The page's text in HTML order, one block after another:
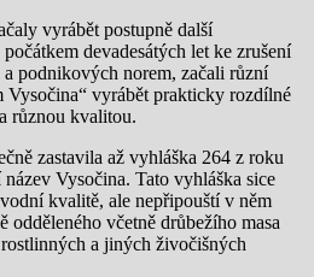
vyrábět postupně další
devadesátých let ke zrušení
podnikových norem, začali různí
Vysočina“ vyrábět prakticky rozdílné
různou kvalitou.
zastavila až vyhláška 264 z roku
Vysočina. Tato vyhláška sice
kvalitě, ale nepřipouští v něm
odděleného včetně drůbežího masa
a jiných živočišných